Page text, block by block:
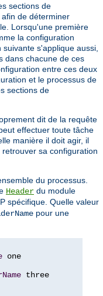
sections de
de déterminer
Lorsqu'une première
la configuration
s'applique aussi,
dans chacune de ces
entre ces deux
et le processus de
sections de
dit de la requête
effectuer toute tâche
manière il doit agir, il
sa configuration
du processus.
Header du module
spécifique. Quelle valeur
pour une
one
three